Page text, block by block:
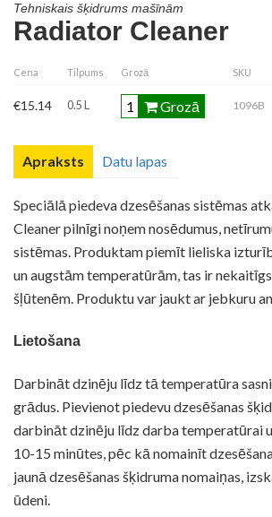
Tehniskais šķidrums mašīnām
Radiator Cleaner
Cena Tilpums Grozā SKU
€15.14 0.5 L Grozā 1096B
Apraksts Datu lapas
Speciālā piedeva dzesēšanas sistēmas
Cleanerpilnīginoņemnosēdumus,
sistēmas. Produktam piemīt lieliska
unaugstām temperatūrām, tas ir nekaitīgs
šļūtenēm. Produktu var jaukt ar jebkuru
Lietošana
Darbināt dzinēju līdz tā temperatūra
grādus. Pievienot piedevu dzesēšanas
darbināt dzinēju līdz darba temperatūrai
10-15 minūtes, pēc kā nomainīt
jaunā dzesēšanas šķidruma nomaiņas,
ūdeni.
Drošības datu lapa